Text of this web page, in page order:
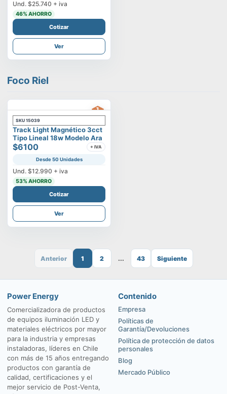
Und. $25.740 + iva
46% AHORRO
Cotizar
Ver
Foco Riel
SKU 15039
Track Light Magnético 3cct
Tipo Lineal 18w Modelo Ara
$6100 + IVA
Desde 50 Unidades
Und. $12.990 + iva
53% AHORRO
Cotizar
Ver
Anterior 1 2 ... 43 Siguiente
Power Energy
Comercializadora de productos
de equipos iluminación LED y
materiales eléctricos por mayor
para la industria y empresas
instaladoras, líderes en Chile
con más de 15 años entregando
productos con garantía de
calidad, certificaciones y el
mejor servicio de Post-Venta,
Contenido
Empresa
Políticas de
Garantía/Devoluciones
Política de protección de datos
personales
Blog
Mercado Público